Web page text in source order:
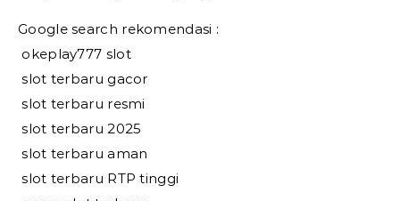
Google search rekomendasi :
okeplay777 slot
slot terbaru gacor
slot terbaru resmi
slot terbaru 2025
slot terbaru aman
slot terbaru RTP tinggi